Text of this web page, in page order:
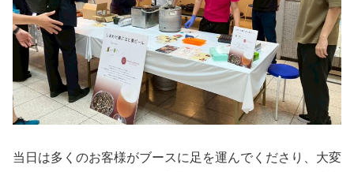
当日は多くのお客様がブースに足を運んでくださり、大変